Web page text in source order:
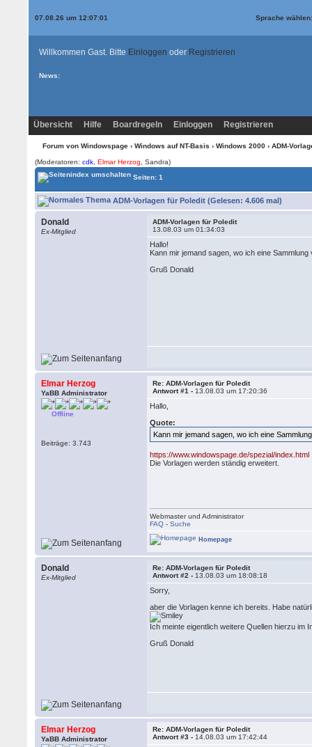
07.08.26 um 12:07:01 Sprache
Willkommen Gast. Bitte Einloggen oder Registrieren
News:
Übersicht Hilfe Boardregeln Einloggen Registrieren
Forum von Windowspage› Windows auf NT-Basis › Windows 2000› ADM-
(Moderatoren:cdk ,Elmar Herzog
, Sandra)
Seiten: 1
ADM-Vorlagen für Poledit (Gelesen: 4.606 mal)
Donald
Ex-Mitglied
ADM-Vorlagen für Poledit
13.08.03 um 01:34:03
Hallo!
Kann mir jemand sagen, wo ich eine
Gruß Donald
Elmar Herzog
YaBB Administrator
Offline
Beiträge: 3.743
Re: ADM-Vorlagen für Poledit
Antwort #1 - 13.08.03 um 17:20:36
Hallo,
Quote:
Kann mir jemand sagen, wo ich eine
https://www.windowspage.de/spezial/index.html
Die Vorlagen werden ständig erweitert.
Webmaster und Administrator
FAQ -Suche
Homepage
Donald
Ex-Mitglied
Re: ADM-Vorlagen für Poledit
Antwort #2 - 13.08.03 um 18:08:18
Sorry,
aber die Vorlagen kenne ich bereits. Habe
Ich meinte eigentlich weitere Quellen hierzu im
Gruß Donald
Elmar Herzog
YaBB Administrator
Re: ADM-Vorlagen für Poledit
Antwort #3 - 14.08.03 um 17:42:44